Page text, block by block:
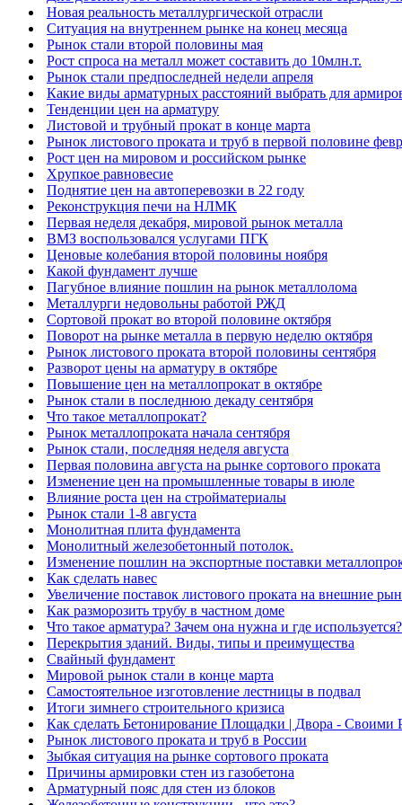
Новая реальность металлургической отрасли
Ситуация на внутреннем рынке на конец месяца
Рынок стали второй половины мая
Рост спроса на металл может составить до 10млн.т.
Рынок стали предпоследней недели апреля
Какие виды арматурных расстояний выбрать для
Тенденции цен на арматуру
Листовой и трубный прокат в конце марта
Рынок листового проката и труб в первой половине
Рост цен на мировом и российском рынке
Хрупкое равновесие
Поднятие цен на автоперевозки в 22 году
Реконструкция печи на НЛМК
Первая неделя декабря, мировой рынок металла
ВМЗ воспользовался услугами ПГК
Ценовые колебания второй половины ноября
Какой фундамент лучше
Пагубное влияние пошлин на рынок металлолома
Металлурги недовольны работой РЖД
Сортовой прокат во второй половине октября
Поворот на рынке металла в первую неделю октября
Рынок листового проката второй половины сентября
Разворот цены на арматуру в октябре
Повышение цен на металлопрокат в октябре
Рынок стали в последнюю декаду сентября
Что такое металлопрокат?
Рынок металлопроката начала сентября
Рынок стали, последняя неделя августа
Первая половина августа на рынке сортового проката
Изменение цен на промышленные товары в июле
Влияние роста цен на стройматериалы
Рынок стали 1-8 августа
Монолитная плита фундамента
Монолитный железобетонный потолок.
Изменение пошлин на экспортные поставки
Как сделать навес
Увеличение поставок листового проката на внешние
Как разморозить трубу в частном доме
Что такое арматура? Зачем она нужна и где используется?
Перекрытия зданий. Виды, типы и преимущества
Свайный фундамент
Мировой рынок стали в конце марта
Самостоятельное изготовление лестницы в подвал
Итоги зимнего строительного кризиса
Как сделать Бетонирование Площадки | Двора - Своими
Рынок листового проката и труб в России
Зыбкая ситуация на рынке сортового проката
Причины армировки стен из газобетона
Арматурный пояс для стен из блоков